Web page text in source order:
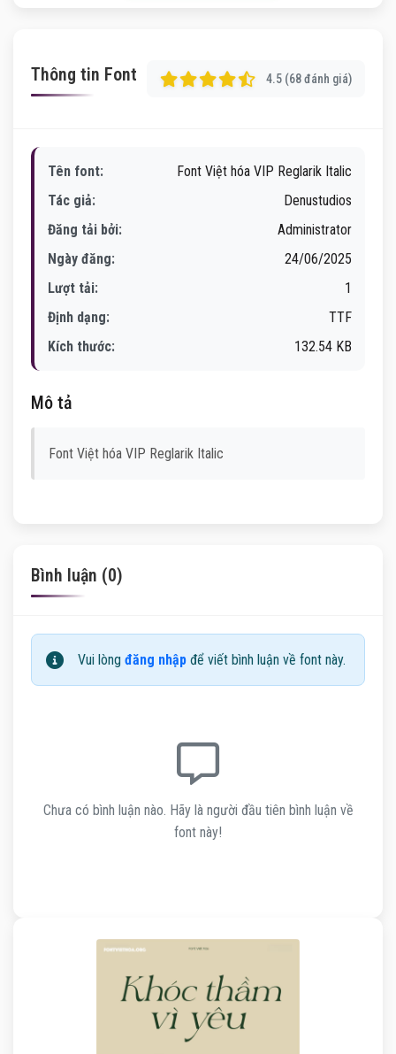
Thông tin Font 4.5 (68 đánh giá)
Tên font:
Font Việt hóa VIP Reglarik Italic
Tác giả:
Denustudios
Đăng tải bởi:
Administrator
Ngày đăng:
24/06/2025
Lượt tải:
1
Định dạng:
TTF
Kích thước:
132.54 KB
Mô tả
Font Việt hóa VIP Reglarik Italic
Bình luận (0)
Vui lòng đăng nhập để viết bình luận về font này.
Chưa có bình luận nào. Hãy là người đầu tiên bình luận về
font này!